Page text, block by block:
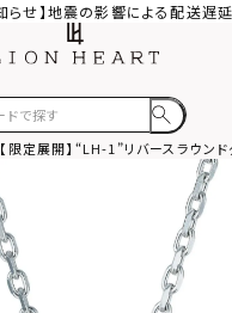
らせ】地震の影響による配送遅
【限定展開】“LH-1”リバースラウン